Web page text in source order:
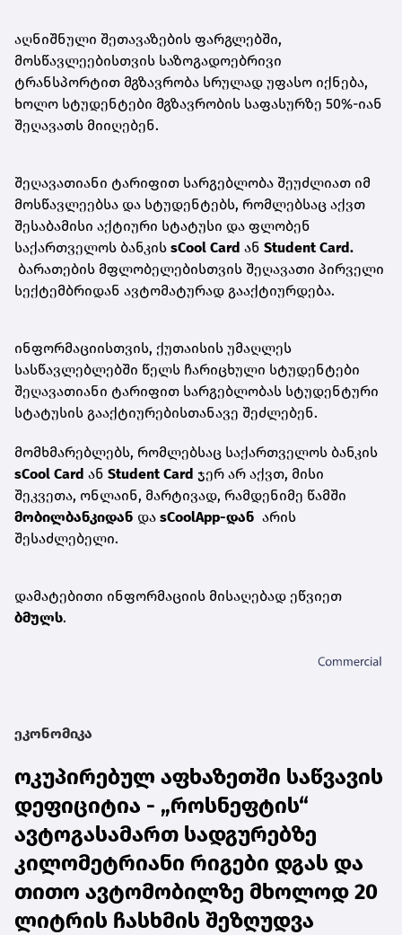
აღნიშნული შეთავაზების ფარგლებში,
მოსწავლეებისთვის საზოგადოებრივი
ტრანსპორტით მგზავრობა სრულად უფასო იქნება,
ხოლო სტუდენტები მგზავრობის საფასურზე 50%-იან
შეღავათს მიიღებენ.
შეღავათიანი ტარიფით სარგებლობა შეუძლიათ იმ
მოსწავლეებსა და სტუდენტებს, რომლებსაც აქვთ
შესაბამისი აქტიური სტატუსი და ფლობენ
საქართველოს ბანკის sCool Card ან Student Card.
ბარათების მფლობელებისთვის შეღავათი პირველი
სექტემბრიდან ავტომატურად გააქტიურდება.
ინფორმაციისთვის, ქუთაისის უმაღლეს
სასწავლებლებში წელს ჩარიცხული სტუდენტები
შეღავათიანი ტარიფით სარგებლობას სტუდენტური
სტატუსის გააქტიურებისთანავე შეძლებენ.
მომხმარებლებს, რომლებსაც საქართველოს ბანკის
sCool Card ან Student Card ჯერ არ აქვთ, მისი
შეკვეთა, ონლაინ, მარტივად, რამდენიმე წამში
მობილბანკიდან და sCoolApp-დან არის
შესაძლებელი.
დამატებითი ინფორმაციის მისაღებად ეწვიეთ
ბმულს.
ეკონომიკა
ოკუპირებულ აფხაზეთში საწვავის
დეფიციტია - „როსნეფტის“
ავტოგასამართ სადგურებზე
კილომეტრიანი რიგები დგას და
თითო ავტომობილზე მხოლოდ 20
ლიტრის ჩასხმის შეზღუდვა